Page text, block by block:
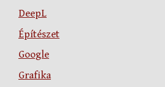
DeepL
Építészet
Google
Grafika